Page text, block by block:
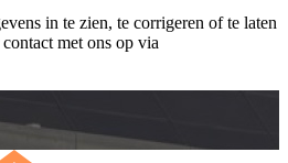
in te zien, te corrigeren of te laten
met ons op via